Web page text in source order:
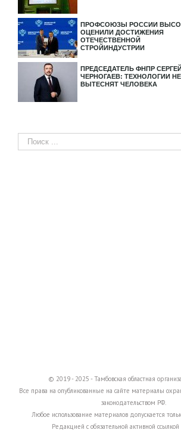
ПРОФСОЮЗЫ РОССИИ
ОЦЕНИЛИ ДОСТИЖЕНИЯ
ОТЕЧЕСТВЕННОЙ
СТРОЙИНДУСТРИИ
ПРЕДСЕДАТЕЛЬ ФНПР
ЧЕРНОГАЕВ: ТЕХНОЛОГИИ НЕ
ВЫТЕСНЯТ ЧЕЛОВЕКА
© 2019 - 2025 - Тамбовская областная
Все права на опубликованные на сайте материалы
законодательством РФ.
Любое использование материалов допускается
Редакцией с обязательной активной ссылкой